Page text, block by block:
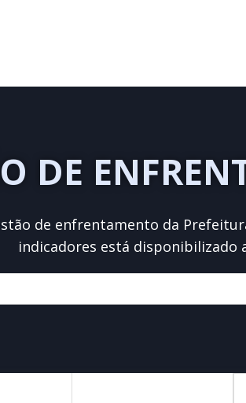
DE
de enfrentamento da
indicadores está disponibilizado